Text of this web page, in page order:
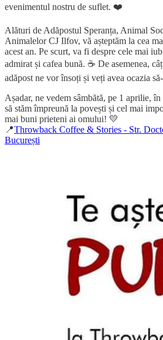
evenimentul nostru de suflet. ❤️
Alături de Adăpostul Speranța, Animal
Animalelor CJ Ilfov, vă așteptăm la cea
acest an. Pe scurt, va fi despre cele mai
admirat și cafea bună. ☕️ De asemenea,
adăpost ne vor însoți și veți avea ocazia
Așadar, ne vedem sâmbătă, pe 1 aprilie,
să stăm împreună la povești și cel mai
mai buni prieteni ai omului! 💛
📍Throwback Coffee & Stories - Str.
București